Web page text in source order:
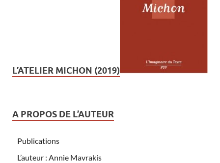
L’ATELIER MICHON (2019)
A PROPOS DE L’AUTEUR
Publications
L’auteur : Annie Mavrakis